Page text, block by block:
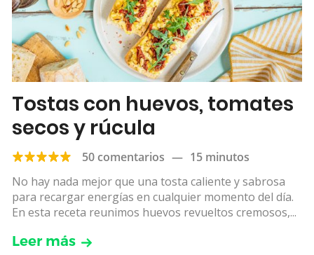
Tostas con huevos, tomates
secos y rúcula
50 comentarios — 15 minutos
No hay nada mejor que una tosta caliente y sabrosa
para recargar energías en cualquier momento del día.
En esta receta reunimos huevos revueltos cremosos,...
Leer más